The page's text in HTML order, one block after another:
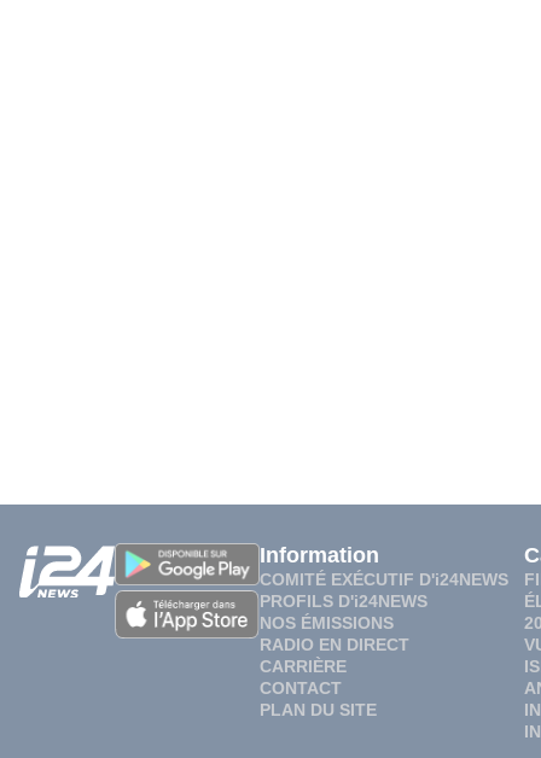
Information
COMITÉ EXÉCUTIF D'i24NEWS
PROFILS D'i24NEWS
NOS ÉMISSIONS
RADIO EN DIRECT
CARRIÈRE
CONTACT
PLAN DU SITE